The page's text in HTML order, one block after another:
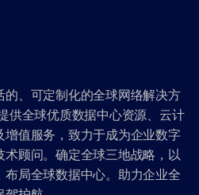
、可定制化的全球网络解决方
供全球优质数据中心资源、云计
值服务，致力于成为企业数字
顾问。确定全球三地战略，以
局全球数据中心。助力企业全